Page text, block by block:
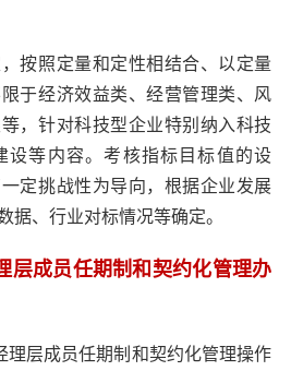
按照定量和定性相结合、以定量
于经济效益类、经营管理类、风
，针对科技型企业特别纳入科技
设等内容。考核指标目标值的设
定挑战性为导向，根据企业发展
据、行业对标情况等确定。
层成员任期制和契约化管理办
理层成员任期制和契约化管理操作